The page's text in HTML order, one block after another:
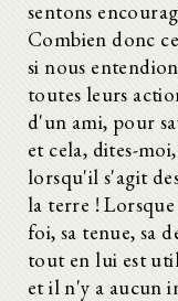
sentons
Combien donc
si nous
toutes leurs
d'un ami, pour
et cela, dites-
lorsqu'il s'agit
la terre !
foi, sa tenue, sa
tout en lui est
et il n'y a aucun